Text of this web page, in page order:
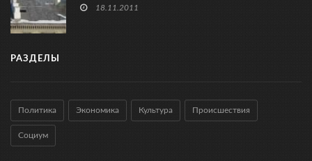
18.11.2011
РАЗДЕЛЫ
Политика Экономика Культура Происшествия
Социум